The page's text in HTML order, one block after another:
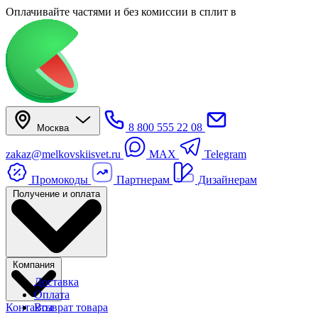
Оплачивайте частями и без комиссии в сплит в
Москва 8 800 555 22 08
zakaz@melkovskiisvet.ru MAX Telegram
Промокоды Партнерам Дизайнерам
Получение и оплата
Доставка
Оплата
Возврат товара
Компания
Контакты